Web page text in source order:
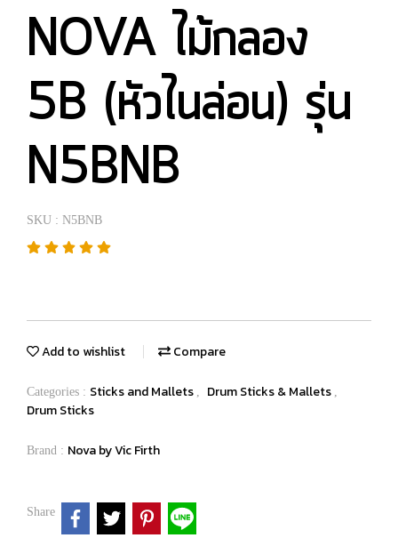
NOVA ไม้กลอง
5B (หัวไนล่อน) รุ่น
N5BNB
SKU : N5BNB
Add to wishlist Compare
Categories : Sticks and Mallets , Drum Sticks & Mallets ,
Drum Sticks
Brand : Nova by Vic Firth
Share